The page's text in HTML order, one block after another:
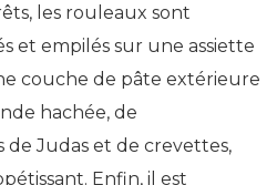
les rouleaux sont
et empilés sur une assiette
couche de pâte extérieure
hachée, de
de Judas et de crevettes,
Enfin, il est